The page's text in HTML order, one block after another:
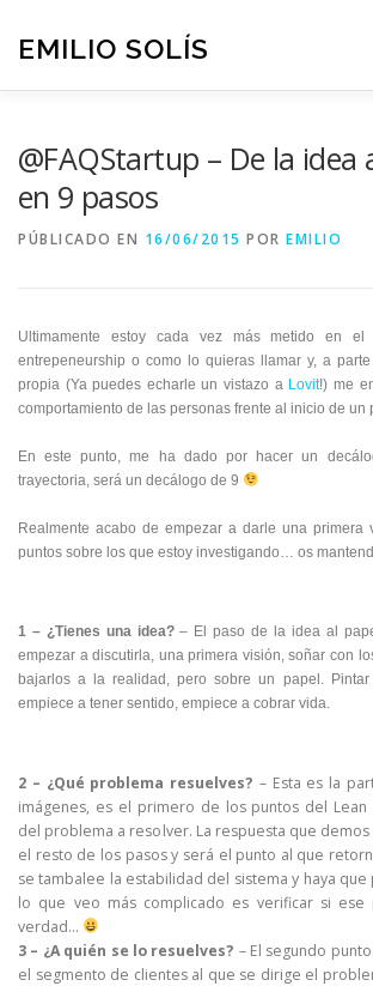
contenido
EMILIO SOLÍS
@FAQStartup – De la idea
en 9 pasos
PÚBLICADO EN 16/06/2015 POR EMILIO
Ultimamente estoy cada vez más metido en el
entrepeneurship o como lo quieras llamar y, a
propia (Ya puedes echarle un vistazo a Lovit!) me
comportamiento de las personas frente al inicio de un
En este punto, me ha dado por hacer un
trayectoria, será un decálogo de 9
Realmente acabo de empezar a darle una primera
puntos sobre los que estoy investigando… os
1 – ¿Tienes una idea?– El paso de la idea al
empezar a discutirla, una primera visión, soñar con
bajarlos a la realidad, pero sobre un papel.
empiece a tener sentido, empiece a cobrar vida.
2 – ¿Qué problema resuelves? – Esta es la
imágenes, es el primero de los puntos del Lean
del problema a resolver. La respuesta que demos
el resto de los pasos y será el punto al que
se tambalee la estabilidad del sistema y haya
lo que veo más complicado es verificar si ese
verdad…
3 – ¿A quién se lo resuelves? – El segundo
el segmento de clientes al que se dirige el